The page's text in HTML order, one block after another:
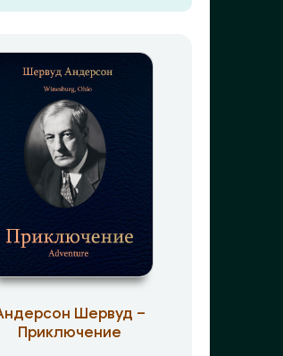
Шервуд –
Приключение